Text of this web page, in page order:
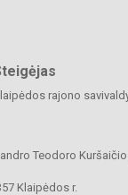
rajono
Teodoro
Klaipėdos r.